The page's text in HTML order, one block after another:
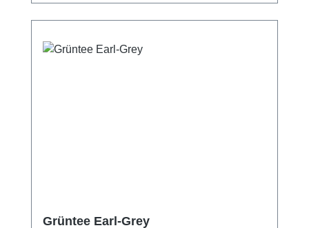
Grüntee Earl-Grey